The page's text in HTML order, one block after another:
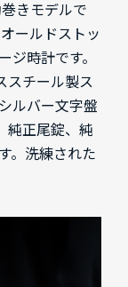
きモデルで
ールドストッ
ジ時計です。
スチール製ス
ルバー文字盤
純正尾錠、純
。洗練された